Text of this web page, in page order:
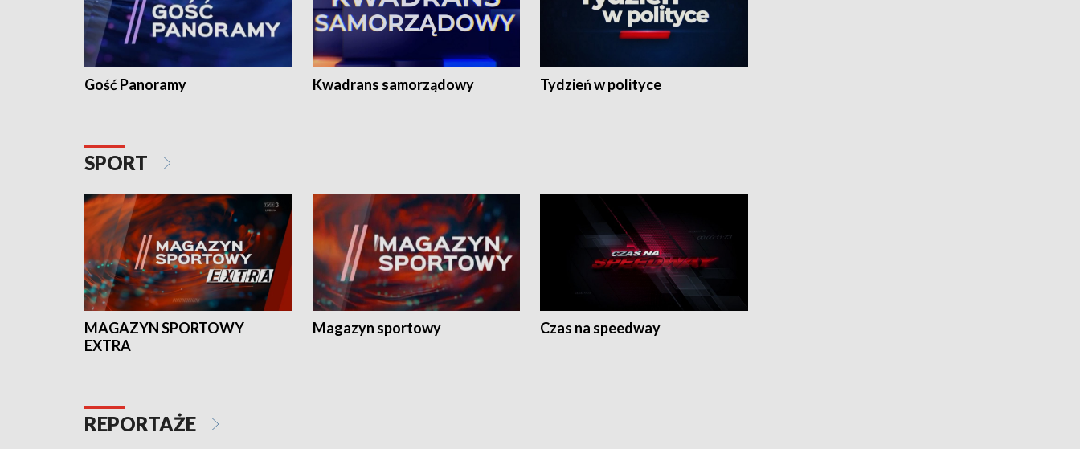
Gość Panoramy Kwadrans samorządowy Tydzień w polityce
SPORT
MAGAZYN SPORTOWY
EXTRA
Magazyn sportowy Czas na speedway
REPORTAŻE